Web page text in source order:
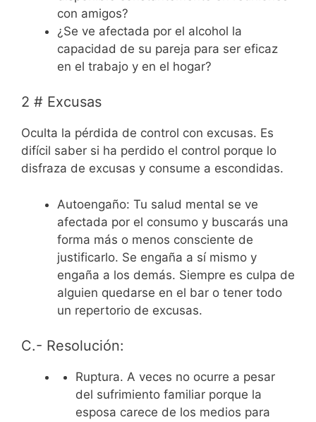
con amigos?
¿Se ve afectada por el alcohol la
capacidad de su pareja para ser eficaz
en el trabajo y en el hogar?
2 # Excusas
Oculta la pérdida de control con excusas. Es
difícil saber si ha perdido el control porque lo
disfraza de excusas y consume a escondidas.
Autoengaño: Tu salud mental se ve
afectada por el consumo y buscarás una
forma más o menos consciente de
justificarlo. Se engaña a sí mismo y
engaña a los demás. Siempre es culpa de
alguien quedarse en el bar o tener todo
un repertorio de excusas.
C.- Resolución:
Ruptura. A veces no ocurre a pesar
del sufrimiento familiar porque la
esposa carece de los medios para